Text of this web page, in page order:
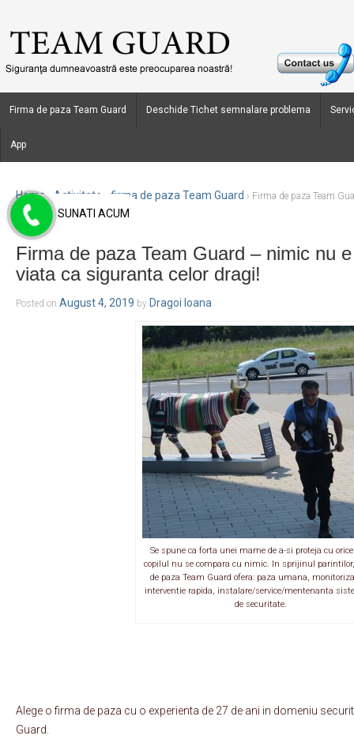
Firma de paza Team Guard Deschide Tichet semnalare problema
App
Home › Activitate - firma de paza Team Guard › Firma de paza Team
viata ca siguranta celor dragi!
Firma de paza Team Guard – nimic nu
viata ca siguranta celor dragi!
Posted on August 4, 2019 by Dragoi Ioana
Se spune ca forta unei mame de a-si proteja cu
copilul nu se compara cu nimic. In sprijinul
de paza Team Guard ofera: paza umana,
interventie rapida, instalare/service/mentenanta
de securitate.
Alege o firma de paza cu o experienta de 27 de ani in domeniu
Guard.
SUNATI ACUM